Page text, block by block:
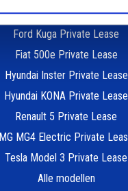
Škoda Elroq Private Lease
Ford Kuga Private Lease
Fiat 500e Private Lease
Hyundai Inster Private Lease
Hyundai KONA Private Lease
Renault 5 Private Lease
MG MG4 Electric Private
Tesla Model 3 Private Lease
Alle modellen